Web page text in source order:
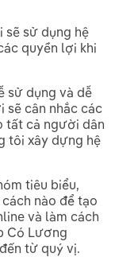
sẽ sử dụng hệ
quyền lợi khi
sử dụng và dễ
sẽ cân nhắc các
tất cả người dân
tôi xây dựng hệ
tiêu biểu,
nào để tạo
và làm cách
Có Lương
từ quý vị.